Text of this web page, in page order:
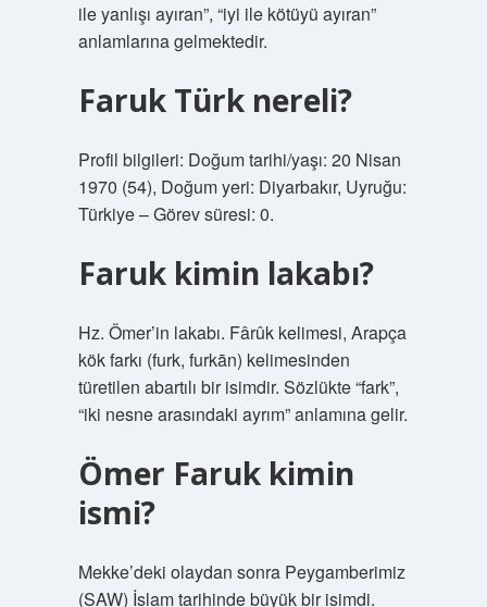
ile yanlışı ayıran”, “iyi ile kötüyü ayıran”
anlamlarına gelmektedir.
Faruk Türk nereli?
Profil bilgileri: Doğum tarihi/yaşı: 20 Nisan
1970 (54), Doğum yeri: Diyarbakır, Uyruğu:
Türkiye – Görev süresi: 0.
Faruk kimin lakabı?
Hz. Ömer’in lakabı. Fârûk kelimesi, Arapça
kök farkı (furk, ​​​​​​​​furkān) kelimesinden
türetilen abartılı bir isimdir. Sözlükte “fark”,
“iki nesne arasındaki ayrım” anlamına gelir.
Ömer Faruk kimin
ismi?
Mekke’deki olaydan sonra Peygamberimiz
(SAW) İslam tarihinde büyük bir isimdi.